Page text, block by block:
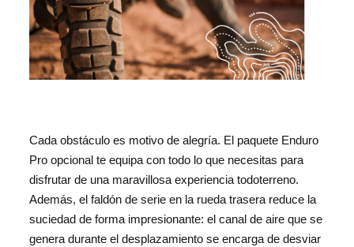
Cada obstáculo es motivo de alegría. El paquete Enduro
Pro opcional te equipa con todo lo que necesitas para
disfrutar de una maravillosa experiencia todoterreno.
Además, el faldón de serie en la rueda trasera reduce la
suciedad de forma impresionante: el canal de aire que se
genera durante el desplazamiento se encarga de desviar